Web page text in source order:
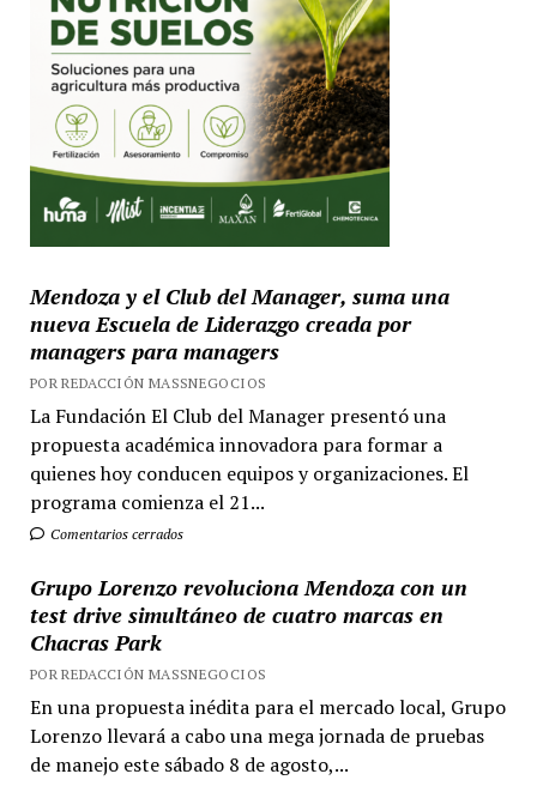
Mendoza y el Club del Manager, suma una
nueva Escuela de Liderazgo creada por
managers para managers
POR REDACCIÓN MASSNEGOCIOS
La Fundación El Club del Manager presentó una
propuesta académica innovadora para formar a
quienes hoy conducen equipos y organizaciones. El
programa comienza el 21...
Comentarios cerrados
Grupo Lorenzo revoluciona Mendoza con un
test drive simultáneo de cuatro marcas en
Chacras Park
POR REDACCIÓN MASSNEGOCIOS
En una propuesta inédita para el mercado local, Grupo
Lorenzo llevará a cabo una mega jornada de pruebas
de manejo este sábado 8 de agosto,...